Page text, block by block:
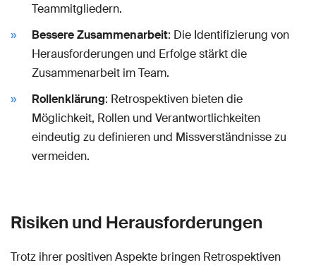
Teammitgliedern.
Bessere Zusammenarbeit: Die Identifizierung von
Herausforderungen und Erfolge stärkt die
Zusammenarbeit im Team.
Rollenklärung: Retrospektiven bieten die
Möglichkeit, Rollen und Verantwortlichkeiten
eindeutig zu definieren und Missverständnisse zu
vermeiden.
Risiken und Herausforderungen
Trotz ihrer positiven Aspekte bringen Retrospektiven